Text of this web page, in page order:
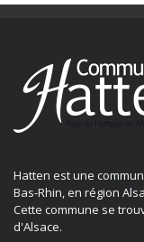
Hatten est une
Bas-Rhin, en région
Cette commune se
d'Alsace.